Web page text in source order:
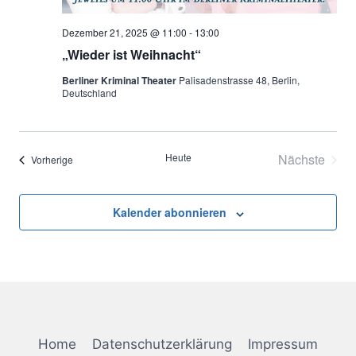
„Wieder ist Weihnacht“
Dezember 21, 2025 @ 11:00 - 13:00
Berliner Kriminal Theater Palisadenstrasse 48, Berlin,
Deutschland
Vorherige Heute
Nächste
Kalender abonnieren
Home Datenschutzerklärung Impressum